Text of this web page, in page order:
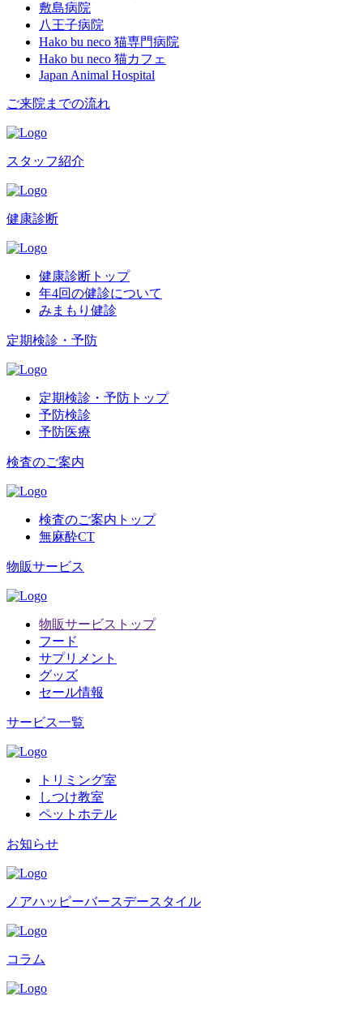
敷島病院
八王子病院
Hako bu neco 猫専門病院
Hako bu neco 猫カフェ
Japan Animal Hospital
ご来院までの流れ
スタッフ紹介
健康診断
健康診断トップ
年4回の健診について
みまもり健診
定期検診・予防
定期検診・予防トップ
予防検診
予防医療
検査のご案内
検査のご案内トップ
無麻酔CT
物販サービス
物販サービストップ
フード
サプリメント
グッズ
セール情報
サービス一覧
トリミング室
しつけ教室
ペットホテル
お知らせ
ノアハッピーバースデースタイル
コラム